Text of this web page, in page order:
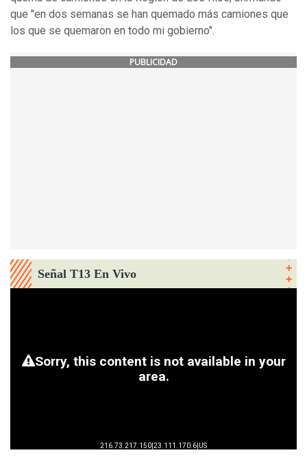
que "en dos semanas se han quemado más camiones que
los que se quemaron en todo mi gobierno".
PUBLICIDAD
Señal T13 En Vivo